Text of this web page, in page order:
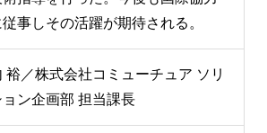
事しその活躍が期待される。
裕／株式会社コミューチュア ソリ
ョン企画部 担当課長